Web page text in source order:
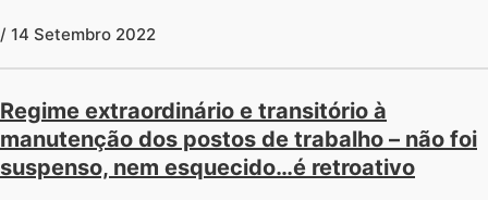
/ 14 Setembro 2022
Regime extraordinário e transitório à
manutenção dos postos de trabalho – não foi
suspenso, nem esquecido…é retroativo